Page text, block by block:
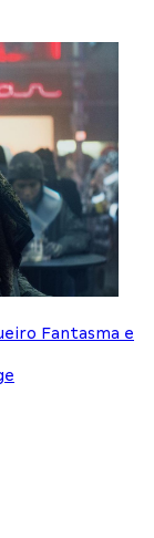
Fantasma e